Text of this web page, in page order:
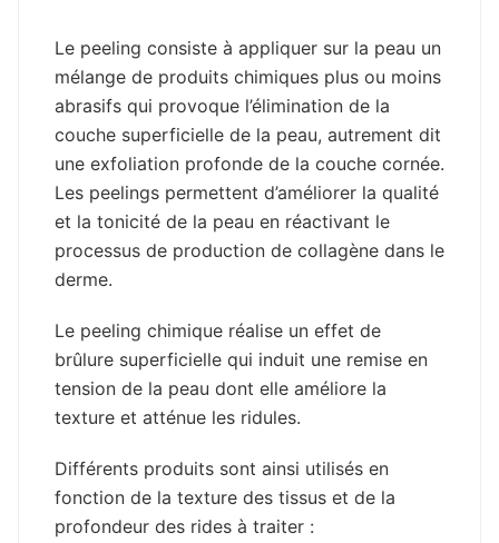
Le peeling consiste à appliquer sur la peau un
mélange de produits chimiques plus ou moins
abrasifs qui provoque l’élimination de la
couche superficielle de la peau, autrement dit
une exfoliation profonde de la couche cornée.
Les peelings permettent d’améliorer la qualité
et la tonicité de la peau en réactivant le
processus de production de collagène dans le
derme.
Le peeling chimique réalise un effet de
brûlure superficielle qui induit une remise en
tension de la peau dont elle améliore la
texture et atténue les ridules.
Différents produits sont ainsi utilisés en
fonction de la texture des tissus et de la
profondeur des rides à traiter :